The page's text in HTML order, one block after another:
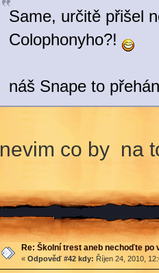
Same, určitě přišel
Colophonyho?!
náš Snape to
nevim co by na
Re: Školní trest aneb nechoďte po
« Odpověď #42 kdy: Říjen 24, 2010,